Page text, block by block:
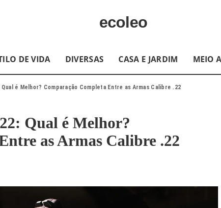
ecoleo
DE VIDA DIVERSAS CASA E JARDIM MEIO
é Melhor? Comparação Completa Entre as Armas Calibre .22
Qual é Melhor?
as Armas Calibre .22